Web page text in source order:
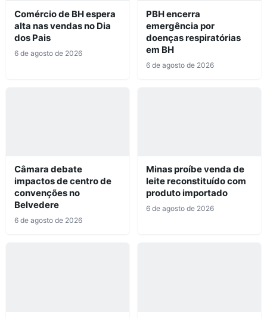
Comércio de BH espera
alta nas vendas no Dia
dos Pais
6 de agosto de 2026
PBH encerra
emergência por
doenças respiratórias
em BH
6 de agosto de 2026
Câmara debate
impactos de centro de
convenções no
Belvedere
6 de agosto de 2026
Minas proíbe venda de
leite reconstituído com
produto importado
6 de agosto de 2026